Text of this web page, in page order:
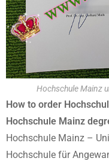
Hochschule Mainz
How to order
Hochschule Mainz
Hochschule Mainz –
Hochschule für